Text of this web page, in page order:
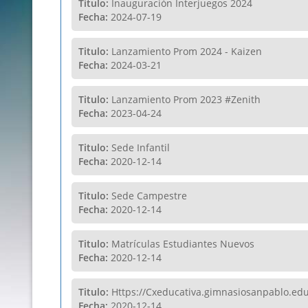
Titulo: Inauguración Interjuegos 2024
Fecha: 2024-07-19
Titulo: Lanzamiento Prom 2024 - Kaizen
Fecha: 2024-03-21
Titulo: Lanzamiento Prom 2023 #Zenith
Fecha: 2023-04-24
Titulo: Sede Infantil
Fecha: 2020-12-14
Titulo: Sede Campestre
Fecha: 2020-12-14
Titulo: Matrículas Estudiantes Nuevos
Fecha: 2020-12-14
Titulo: Https://